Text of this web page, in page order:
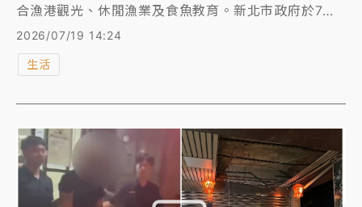
合漁港觀光、休閒漁業及食魚教育。新北市政府於7月
18日起至7月26日推出「新北海派-深澳小卷季」，活
動期間每周六、日推出限量100份的「超值小卷福
袋」，民眾只要花100元就帶回2盒（約500公克）的
200份的小卷料理免費試吃活動。市長侯友宜邀請市民
朋友，一同來深澳海岸線走走，品嚐最新鮮的海產。
2026/07/19 14:24
生活